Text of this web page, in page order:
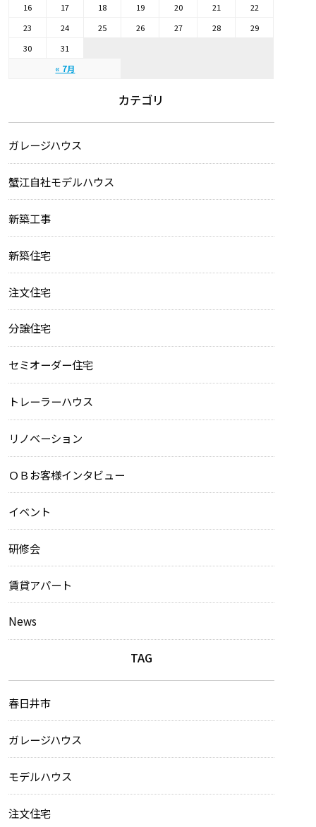
« 7月
16
17 18 19 20 21
22
23
24 25 26 27 28
29
30
31
カテゴリ
ガレージハウス
蟹江自社モデルハウス
新築工事
新築住宅
注文住宅
分譲住宅
セミオーダー住宅
トレーラーハウス
リノベーション
ＯＢお客様インタビュー
イベント
研修会
賃貸アパート
News
TAG
春日井市
ガレージハウス
モデルハウス
注文住宅